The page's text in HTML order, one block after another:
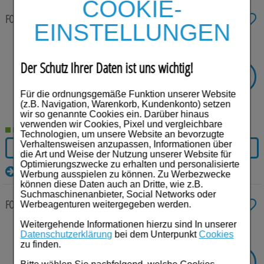
COOKIE-
EINSTELLUNGEN
Der Schutz Ihrer Daten ist uns wichtig!
Für die ordnungsgemäße Funktion unserer Website
(z.B. Navigation, Warenkorb, Kundenkonto) setzen
wir so genannte Cookies ein. Darüber hinaus
verwenden wir Cookies, Pixel und vergleichbare
Technologien, um unsere Website an bevorzugte
Verhaltensweisen anzupassen, Informationen über
die Art und Weise der Nutzung unserer Website für
Optimierungszwecke zu erhalten und personalisierte
Werbung ausspielen zu können. Zu Werbezwecke
können diese Daten auch an Dritte, wie z.B.
Suchmaschinenanbieter, Social Networks oder
Werbeagenturen weitergegeben werden.
Weitergehende Informationen hierzu sind In unserer
Datenschutzerklärung bei dem Unterpunkt Cookies
zu finden.
Schwangerschaft & Stillzeit
Raucherentwöhnung
Gesundheit & Fitness
Kosmetika & Parfümerieartikel
Körperpflege
Tablettenspender & Tablettenteiler
Tierarzneimittel
Bonbons
Tee
FORTIMEL Pulver neutral335 gPulver
Anbieter: Danone Deutschland GmbH
Darreichungsform:
Pulver
PZN: 09477146
UVP: 20,69 €³
16,35€¹
48,81 € pro 1 kg
SIE SPAREN
Lieferzeit 2-5 Werktage
IN DEN WARENKORB
Details
FORTIMEL Pulver neutral12X335 gPulver
Anbieter: Danone Deutschland GmbH
Einheit: 12X335g
SIE SPAREN